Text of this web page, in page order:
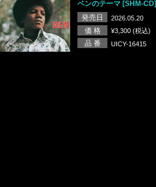
ベンのテーマ [SHM-CD]
発売日
2026.05.20
価 格 ¥3,300 (税込)
品 番 UICY-16415